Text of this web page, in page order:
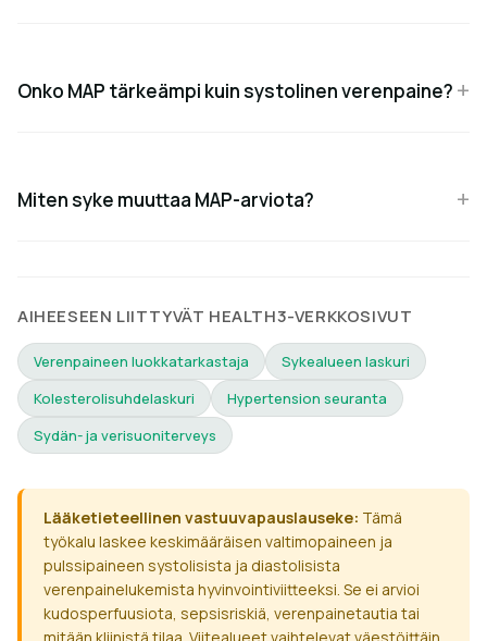
Onko MAP tärkeämpi kuin systolinen verenpaine?
Miten syke muuttaa MAP-arviota?
AIHEESEEN LIITTYVÄT HEALTH3-VERKKOSIVUT
Verenpaineen luokkatarkastaja
Sykealueen laskuri
Kolesterolisuhdelaskuri
Hypertension seuranta
Sydän- ja verisuoniterveys
Lääketieteellinen vastuuvapauslauseke: Tämä
työkalu laskee keskimääräisen valtimopaineen ja
pulssipaineen systolisista ja diastolisista
verenpainelukemista hyvinvointiviitteeksi. Se ei arvioi
kudosperfuusiota, sepsisriskiä, verenpainetautia tai